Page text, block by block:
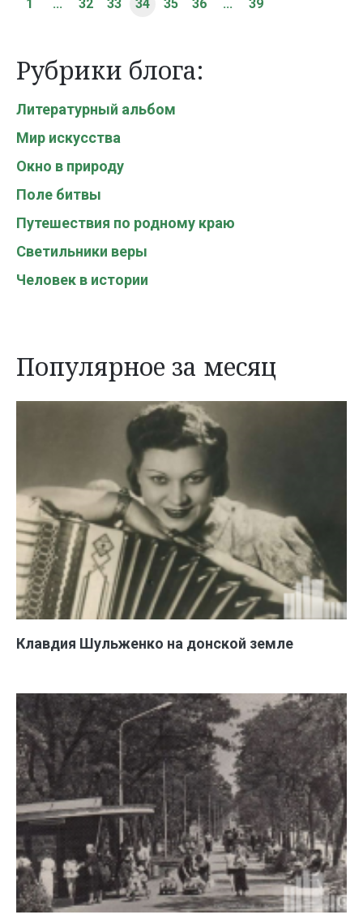
1 ... 32 33 34 35 36 ... 39
Рубрики блога:
Литературный альбом
Мир искусства
Окно в природу
Поле битвы
Путешествия по родному краю
Светильники веры
Человек в истории
Популярное за месяц
Клавдия Шульженко на донской земле